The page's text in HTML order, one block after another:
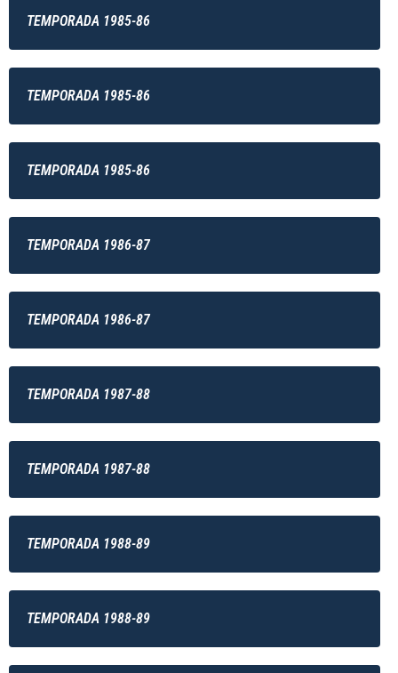
TEMPORADA 1985-86
TEMPORADA 1985-86
TEMPORADA 1985-86
TEMPORADA 1986-87
TEMPORADA 1986-87
TEMPORADA 1987-88
TEMPORADA 1987-88
TEMPORADA 1988-89
TEMPORADA 1988-89